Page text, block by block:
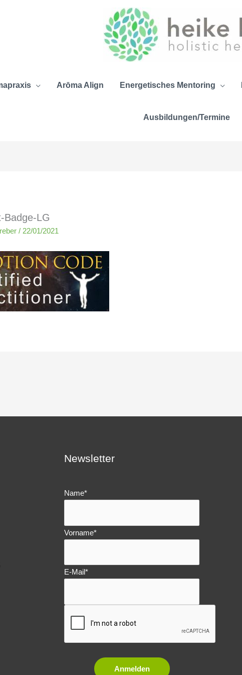
Arōma Align Energetisches Mentoring
Ausbildungen/Termine
Badge-LG
/ 22/01/2021
Newsletter
Name*
Vorname*
E-Mail*
Anmelden